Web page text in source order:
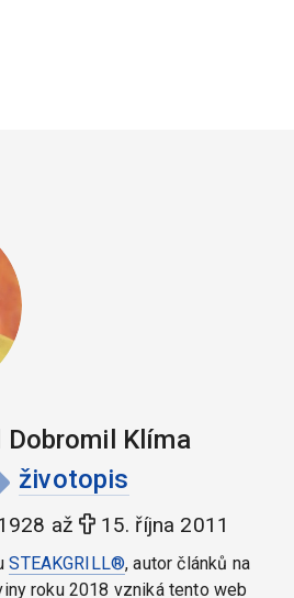
Dobromil Klíma
životopis
až 15. října 2011
STEAKGRILL®, autor článků na
roku 2018 vzniká tento web